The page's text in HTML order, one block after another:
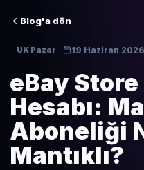
Blog'a dön
UK Pazar 19 Haziran 2026
eBay
Hesabı:
Aboneliği
Mantıklı?